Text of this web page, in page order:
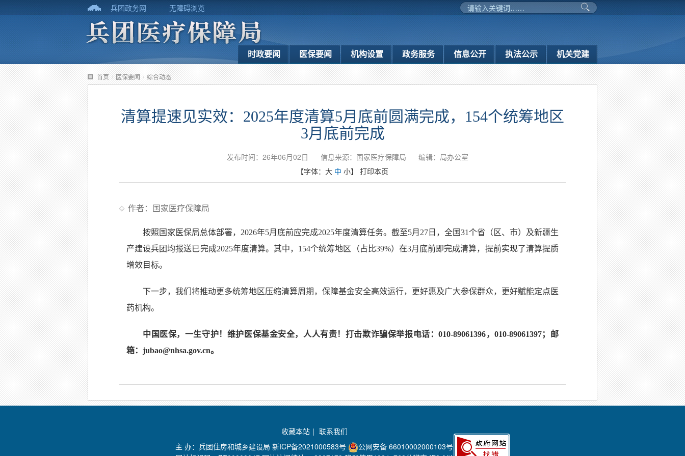
兵团政务网 无障碍浏览
机关党建
执法公示
信息公开
政务服务
机构设置
医保要闻
时政要闻
首页 / 医保要闻 / 综合动态
清算提速见实效：2025年度清算5月底前圆满完成，154个统筹地区
3月底前完成
发布时间：26年06月02日 信息来源：国家医疗保障局
编辑：局办公室
【字体： 大 中 小】 打印本页
作者：国家医疗保障局
按照国家医保局总体部署，2026年5月底前应完成2025年度清算任务。截至5月27日，全国31个省（区、市）及新疆生
产建设兵团均报送已完成2025年度清算。其中，154个统筹地区（占比39%）在3月底前即完成清算，提前实现了清算提质
增效目标。
下一步，我们将推动更多统筹地区压缩清算周期，保障基金安全高效运行，更好惠及广大参保群众，更好赋能定点医
药机构。
中国医保，一生守护！维护医保基金安全，人人有责！打击欺诈骗保举报电话：010-89061396，010-89061397；邮
箱：jubao@nhsa.gov.cn。
收藏本站 | 联系我们
主 办：兵团住房和城乡建设局新ICP备2021000583号
公网安备 66010002000103号